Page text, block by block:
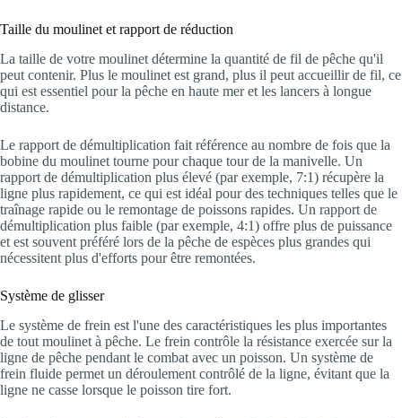
Taille du moulinet et rapport de réduction
La taille de votre moulinet détermine la quantité de fil de pêche qu'il
peut contenir. Plus le moulinet est grand, plus il peut accueillir de fil, ce
qui est essentiel pour la pêche en haute mer et les lancers à longue
distance.
Le rapport de démultiplication fait référence au nombre de fois que la
bobine du moulinet tourne pour chaque tour de la manivelle. Un
rapport de démultiplication plus élevé (par exemple, 7:1) récupère la
ligne plus rapidement, ce qui est idéal pour des techniques telles que le
traînage rapide ou le remontage de poissons rapides. Un rapport de
démultiplication plus faible (par exemple, 4:1) offre plus de puissance
et est souvent préféré lors de la pêche de espèces plus grandes qui
nécessitent plus d'efforts pour être remontées.
Système de glisser
Le système de frein est l'une des caractéristiques les plus importantes
de tout moulinet à pêche. Le frein contrôle la résistance exercée sur la
ligne de pêche pendant le combat avec un poisson. Un système de
frein fluide permet un déroulement contrôlé de la ligne, évitant que la
ligne ne casse lorsque le poisson tire fort.